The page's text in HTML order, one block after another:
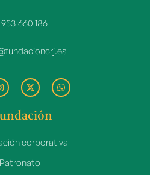
953 660 186
corporativa
Patronato